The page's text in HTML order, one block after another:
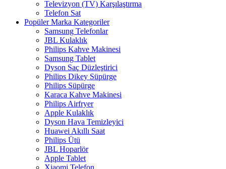
Televizyon (TV) Karşılaştırma
Telefon Sat
Popüler Marka Kategoriler
Samsung Telefonlar
JBL Kulaklık
Philips Kahve Makinesi
Samsung Tablet
Dyson Saç Düzleştirici
Philips Dikey Süpürge
Philips Süpürge
Karaca Kahve Makinesi
Philips Airfryer
Apple Kulaklık
Dyson Hava Temizleyici
Huawei Akıllı Saat
Philips Ütü
JBL Hoparlör
Apple Tablet